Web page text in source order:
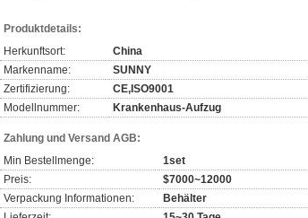
Produktdetails:
Herkunftsort:
China
Markenname:
SUNNY
Zertifizierung:
CE,ISO9001
Modellnummer:
Krankenhaus-Aufzug
Zahlung und Versand AGB:
Min Bestellmenge:
1set
Preis:
$7000~12000
Verpackung Informationen:
Behälter